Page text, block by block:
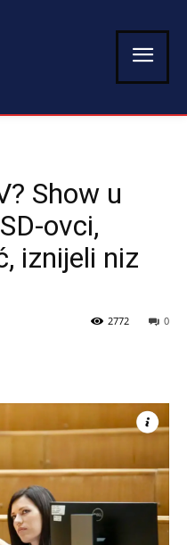
Show u
ovci,
iznijeli niz
0
2772